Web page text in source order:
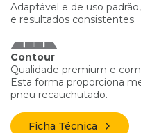
Adaptável e de uso
e resultados consistentes.
Contour
Qualidade premium e
Esta forma proporciona
pneu recauchutado.
Ficha Técnica